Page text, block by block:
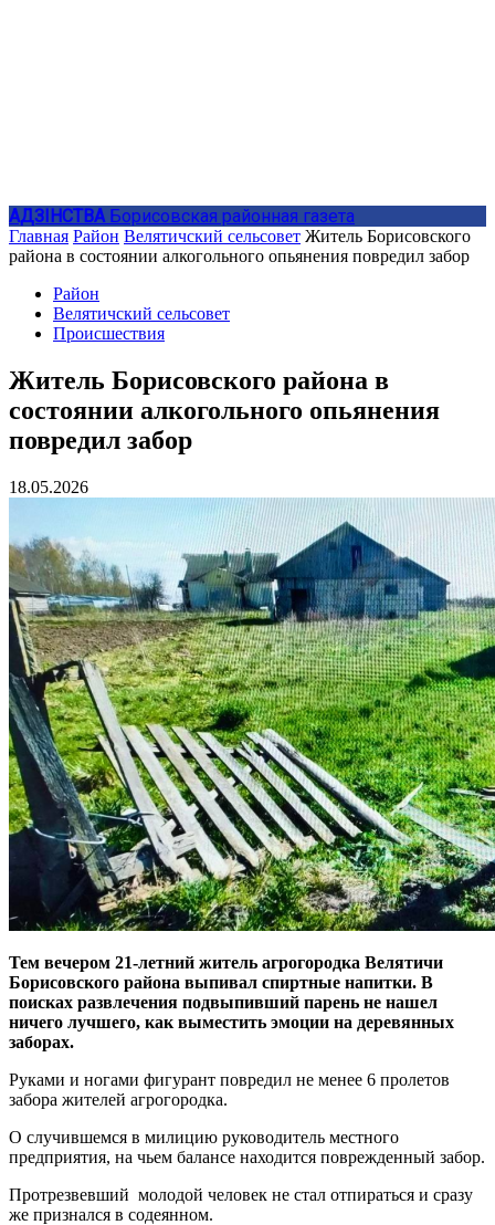
АДЗIНСТВА Борисовская районная газета
Главная Район Велятичский сельсовет Житель Борисовского
района в состоянии алкогольного опьянения повредил забор
Район
Велятичский сельсовет
Происшествия
Житель Борисовского района в
состоянии алкогольного опьянения
повредил забор
18.05.2026
Тем вечером 21-летний житель агрогородка Велятичи
Борисовского района выпивал спиртные напитки. В
поисках развлечения подвыпивший парень не нашел
ничего лучшего, как выместить эмоции на деревянных
заборах.
Руками и ногами фигурант повредил не менее 6 пролетов
забора жителей агрогородка.
О случившемся в милицию руководитель местного
предприятия, на чьем балансе находится поврежденный забор.
Протрезвевший молодой человек не стал отпираться и сразу
же признался в содеянном.